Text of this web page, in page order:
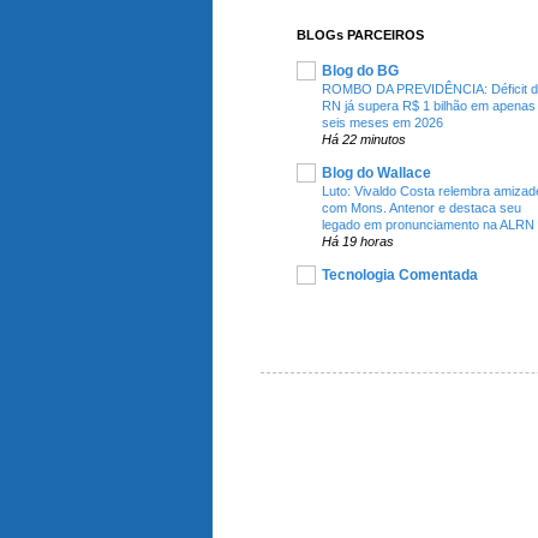
BLOGs PARCEIROS
Blog do BG
ROMBO DA PREVIDÊNCIA: Déficit
RN já supera R$ 1 bilhão em apenas
seis meses em 2026
Há 22 minutos
Blog do Wallace
Luto: Vivaldo Costa relembra
com Mons. Antenor e destaca seu
legado em pronunciamento na ALRN
Há 19 horas
Tecnologia Comentada